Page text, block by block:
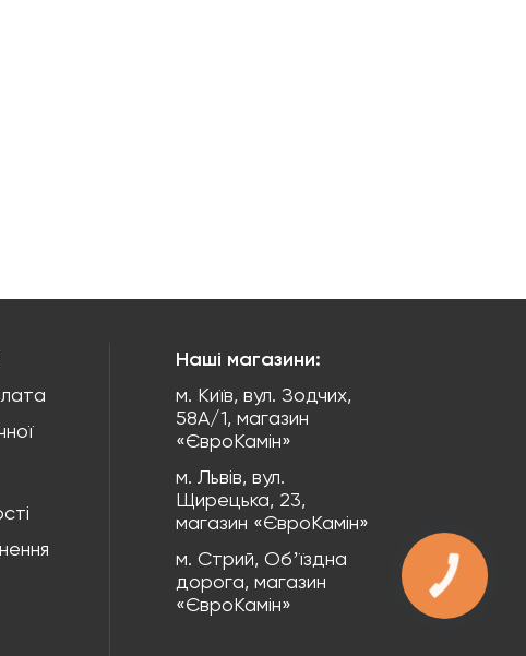
Наші магазини:
м. Київ, вул. Зодчих,
58А/1, магазин
«ЄвроКамін»
м. Львів, вул.
Щирецька, 23,
магазин «ЄвроКамін»
м. Стрий, Обʼїздна
дорога, магазин
«ЄвроКамін»
КНОПКА
ЗВ'ЯЗКУ